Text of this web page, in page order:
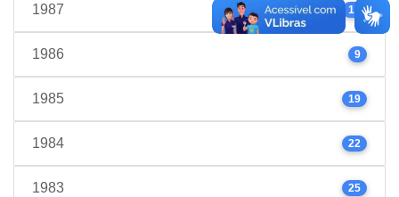
1987 17
1986 9
1985 19
1984 22
1983 25